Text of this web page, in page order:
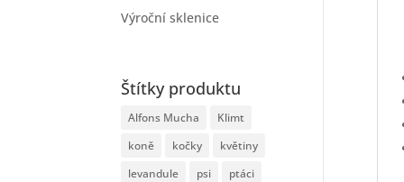
Výroční sklenice
Štítky produktu
Alfons Mucha
Klimt
koně
kočky
květiny
levandule
psi
ptáci